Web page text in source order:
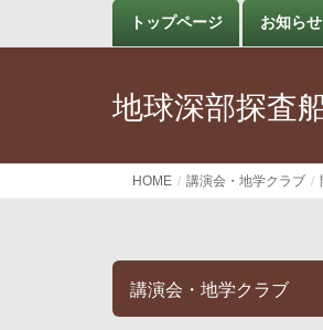
トップページ お知らせ
地球深部探査
HOME 講演会・地学クラブ
講演会・地学クラブ